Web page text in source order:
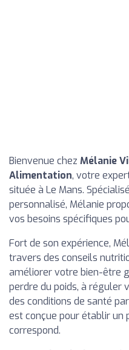
Bienvenue chez Mélanie
Alimentation, votre
située à Le Mans.
personnalisé, Mélanie
vos besoins spécifiques
Fort de son expérience,
travers des conseils
améliorer votre bien-être
perdre du poids, à réguler
des conditions de santé
est conçue pour établir un
correspond.